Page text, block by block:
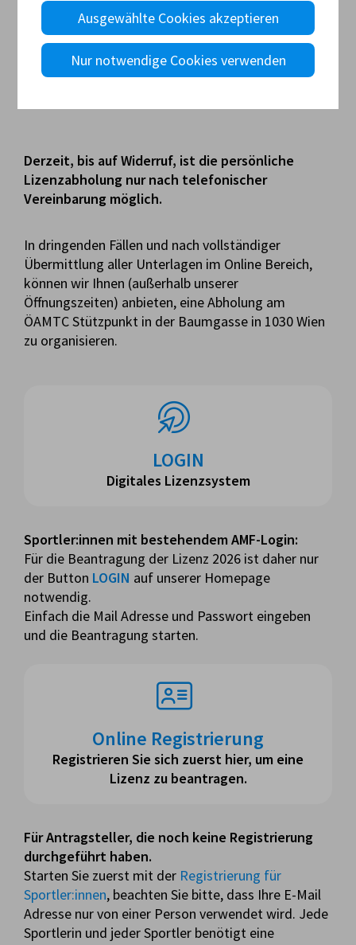
AMF Lizenzabteilung
+43 1 71199 - 33000
AMF-LIZENZEN@oeamtc.at
Derzeit, bis auf Widerruf, ist die persönliche
Lizenzabholung nur nach telefonischer
Vereinbarung möglich.
In dringenden Fällen und nach vollständiger
Übermittlung aller Unterlagen im Online Bereich,
können wir Ihnen (außerhalb unserer
Öffnungszeiten) anbieten, eine Abholung am
ÖAMTC Stützpunkt in der Baumgasse in 1030 Wien
zu organisieren.
LOGIN
Digitales Lizenzsystem
Sportler:innen mit bestehendem AMF-Login:
Für die Beantragung der Lizenz 2026 ist daher nur
der Button LOGIN auf unserer Homepage
notwendig.
Einfach die Mail Adresse und Passwort eingeben
und die Beantragung starten.
Online Registrierung
Registrieren Sie sich zuerst hier, um eine
Lizenz zu beantragen.
Für Antragsteller, die noch keine Registrierung
durchgeführt haben.
Starten Sie zuerst mit der Registrierung für
Sportler:innen, beachten Sie bitte, dass Ihre E-Mail
Adresse nur von einer Person verwendet wird. Jede
Sportlerin und jeder Sportler benötigt eine
Ausgewählte Cookies akzeptieren
Nur notwendige Cookies verwenden